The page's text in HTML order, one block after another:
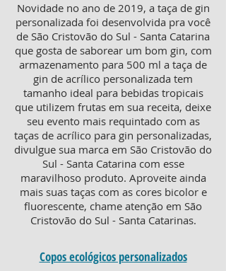
Novidade no ano de 2019, a taça de gin
personalizada foi desenvolvida pra você
de São Cristovão do Sul - Santa Catarina
que gosta de saborear um bom gin, com
armazenamento para 500 ml a taça de
gin de acrílico personalizada tem
tamanho ideal para bebidas tropicais
que utilizem frutas em sua receita, deixe
seu evento mais requintado com as
taças de acrílico para gin personalizadas,
divulgue sua marca em São Cristovão do
Sul - Santa Catarina com esse
maravilhoso produto. Aproveite ainda
mais suas taças com as cores bicolor e
fluorescente, chame atenção em São
Cristovão do Sul - Santa Catarinas.
Copos ecológicos personalizados